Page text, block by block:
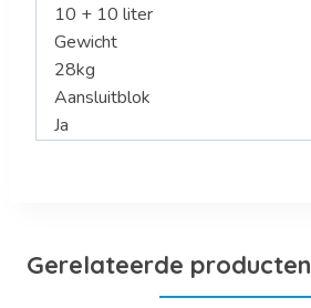
10 + 10 liter
Gewicht
28kg
Aansluitblok
Ja
Gerelateerde producten